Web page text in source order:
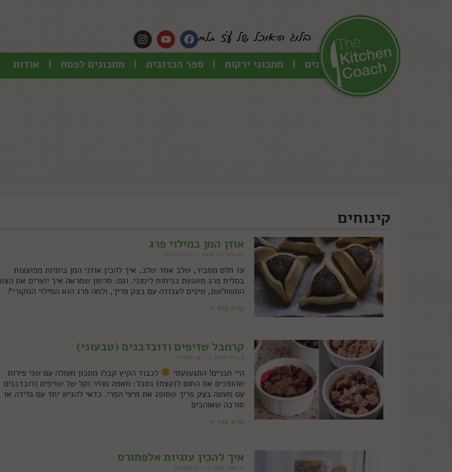
כל המתכונים מתכוני ירקות ספר הכרובית מתכונים לפסח אודות
קינוחים
אוזן המן במילוי פרג
22 בפברואר 2018
עז תלם מסביר, שלב אחד שלב, איך להכין אוזני המן ביתיות מפוצצות
במלית פרג משגעת בניחוח לימוני. וגם: סרטון שמראה איך יוצרים את
המשולשת, טיפים לעבודה עם בצק פריך, ולמה פרג הוא המילוי המקורי?
קרא עוד »
קרמבל שזיפים ודובדבנים (טבעוני)
6 ביולי 2017
היי חברים! התגעגעתי
לכבוד הקיץ קבלו מתכון מעולה עם שני פירות
שהופכים את החום ל(קצת) נסבל: מאפה מהיר וקל של שזיפים ודובדבנים
עם מעטה בצק פריך שסופג את מיצי הפרי. כדאי להגיש יחד עם גלידה או
סורבה שאוהבים
קרא עוד »
איך להכין עוגיות אלפחורס
11 במאי 2017